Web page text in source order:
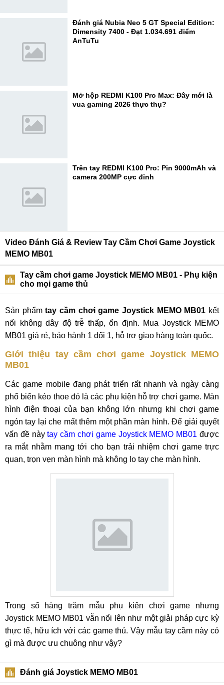
Đánh giá Nubia Neo 5 GT Special Edition:
Dimensity 7400 - Đạt 1.034.691 điểm
AnTuTu
Mở hộp REDMI K100 Pro Max: Đây mới là
vua gaming 2026 thực thụ?
Trên tay REDMI K100 Pro: Pin 9000mAh và
camera 200MP cực đỉnh
Video Đánh Giá & Review Tay Cầm Chơi Game Joystick
MEMO MB01
Tay cầm chơi game Joystick MEMO MB01 - Phụ kiện
cho mọi game thủ
Sản phẩmtay cầm chơi game Joystick MEMO MB01 kết
nối không dây độ trễ thấp, ổn định. Mua Joystick MEMO
MB01 giá rẻ, bảo hành 1 đổi 1, hỗ trợ giao hàng toàn quốc.
Giới thiệu tay cầm chơi game Joystick MEMO
MB01
Các game mobile đang phát triển rất nhanh và ngày càng
phổ biến kéo thoe đó là các phụ kiện hỗ trợ chơi game. Màn
hình điện thoại của bạn không lớn nhưng khi chơi game
ngón tay lại che mất thêm một phần màn hình. Để giải quyết
vấn đề nàytay cầm chơi game Joystick MEMO MB01 được
ra mắt nhằm mang tới cho bạn trải nhiệm chơi game trực
quan, trọn vẹn màn hình mà không lo tay che màn hình.
Trong số hàng trăm mẫu phụ kiên chơi game nhưng
Joystick MEMO MB01 vẫn nổi lên như một giải pháp cực kỳ
thực tế, hữu ích với các game thủ. Vậy mẫu tay cầm này có
gì mà được ưu chuông như vậy?
Đánh giá Joystick MEMO MB01